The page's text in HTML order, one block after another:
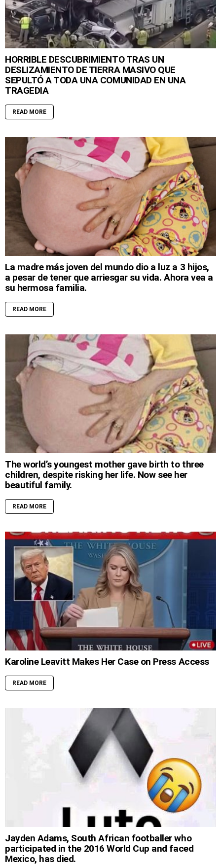
HORRIBLE DESCUBRIMIENTO TRAS UN
DESLIZAMIENTO DE TIERRA MASIVO QUE
SEPULTÓ A TODA UNA COMUNIDAD EN UNA
TRAGEDIA
READ MORE
La madre más joven del mundo dio a luz a 3 hijos,
a pesar de tener que arriesgar su vida. Ahora vea a
su hermosa familia.
READ MORE
The world’s youngest mother gave birth to three
children, despite risking her life. Now see her
beautiful family.
READ MORE
Karoline Leavitt Makes Her Case on Press Access
READ MORE
Jayden Adams, South African footballer who
participated in the 2016 World Cup and faced
Mexico, has died.